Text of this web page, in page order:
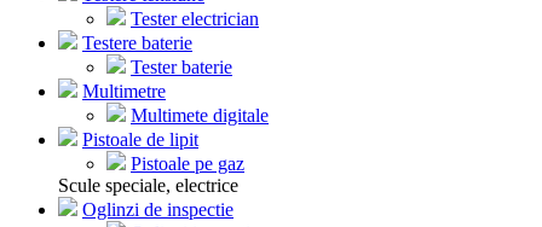
Tester electrician
Testere baterie
Tester baterie
Multimetre
Multimete digitale
Pistoale de lipit
Pistoale pe gaz
Scule speciale, electrice
Oglinzi de inspectie